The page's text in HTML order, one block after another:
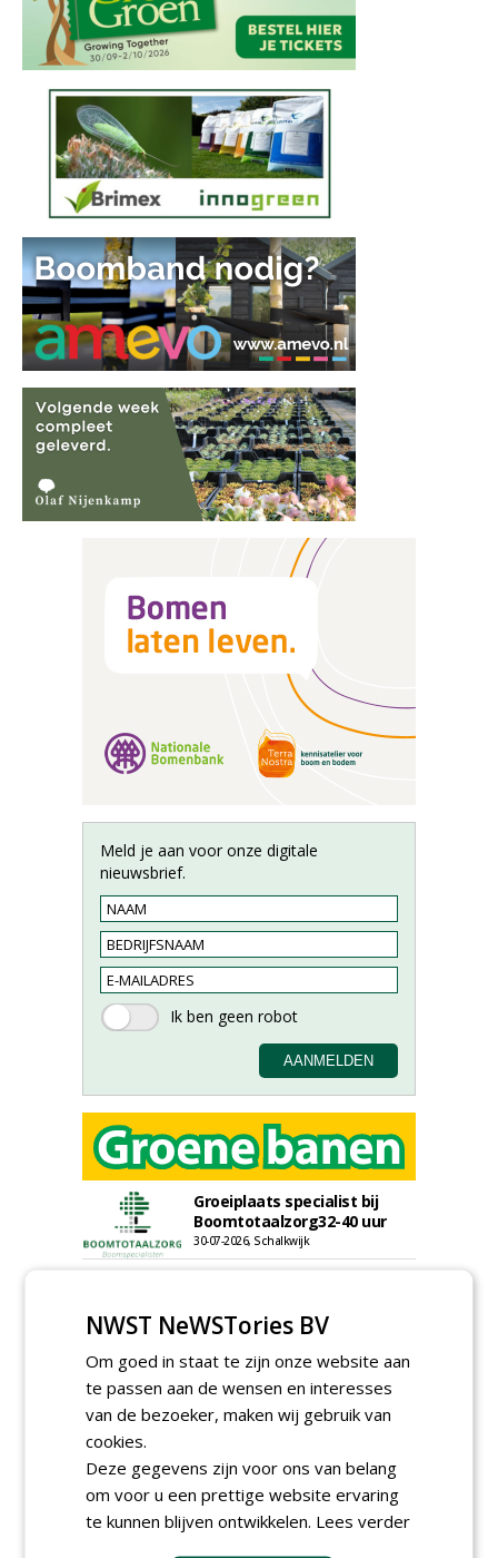
Meld je aan voor onze digitale
nieuwsbrief.
Groeiplaats specialist bij
Boomtotaalzorg32-40 uur
30-07-2026, Schalkwijk
30-07-2026, Schalkwijk
Projectleider (HBO - 40 uur)
bij Weijtmans
22-07-2026, Udenhout
Nederland; regio Noord &
regio Zuid
18-06-2026, Noord & regio Zuid
Boomrooier / boomverzorger
NWST NeWSTories BV
Om goed in staat te zijn onze website aan
te passen aan de wensen en interesses
van de bezoeker, maken wij gebruik van
cookies.
Deze gegevens zijn voor ons van belang
om voor u een prettige website ervaring
te kunnen blijven ontwikkelen. Lees verder